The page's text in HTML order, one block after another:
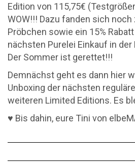
Edition von 115,75€
WOW!!! Dazu fanden sich
Pröbchen sowie ein 15%
nächsten Purelei Einkauf in der
Der Sommer ist gerettet!!!
Demnächst geht es dann hier
Unboxing der nächsten
weiteren Limited Editions. Es
♥ Bis dahin, eure Tini von